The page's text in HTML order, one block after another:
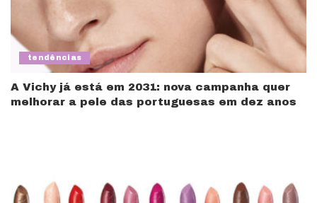
tendências
A Vichy já está em 2031: nova campanha quer
melhorar a pele das portuguesas em dez anos